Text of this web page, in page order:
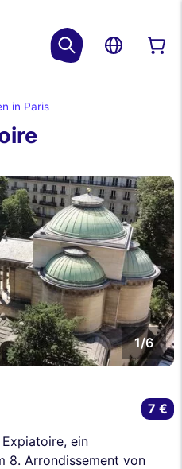
in Paris
1/6
ein
8. Arrondissement von
7 €